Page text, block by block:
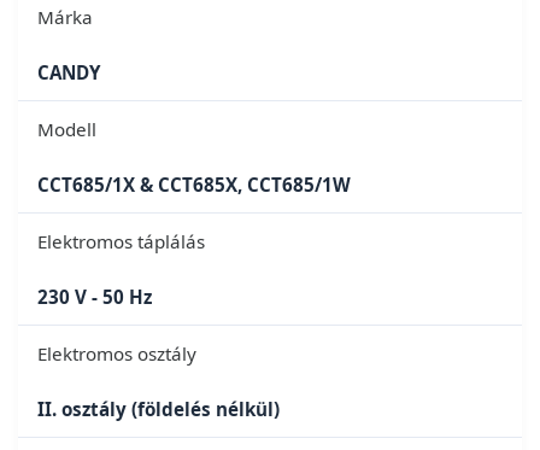
Márka
CANDY
Modell
CCT685/1X & CCT685X, CCT685/1W
Elektromos táplálás
230 V - 50 Hz
Elektromos osztály
II. osztály (földelés nélkül)